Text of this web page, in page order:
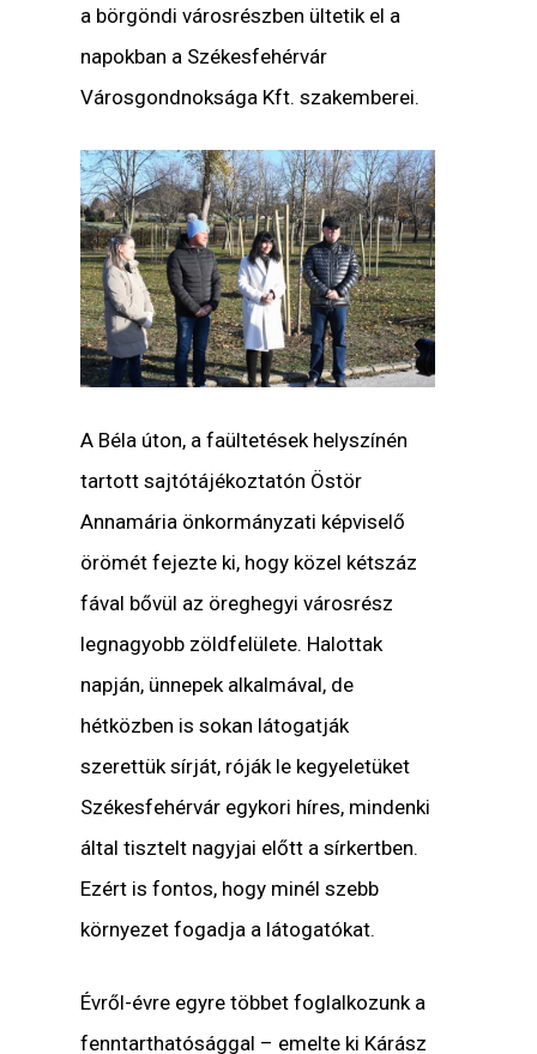
a börgöndi városrészben ültetik el a
napokban a Székesfehérvár
Városgondnoksága Kft. szakemberei.
A Béla úton, a faültetések helyszínén
tartott sajtótájékoztatón Östör
Annamária önkormányzati képviselő
örömét fejezte ki, hogy közel kétszáz
fával bővül az öreghegyi városrész
legnagyobb zöldfelülete. Halottak
napján, ünnepek alkalmával, de
hétközben is sokan látogatják
szerettük sírját, róják le kegyeletüket
Székesfehérvár egykori híres, mindenki
által tisztelt nagyjai előtt a sírkertben.
Ezért is fontos, hogy minél szebb
környezet fogadja a látogatókat.
Évről-évre egyre többet foglalkozunk a
fenntarthatósággal – emelte ki Kárász